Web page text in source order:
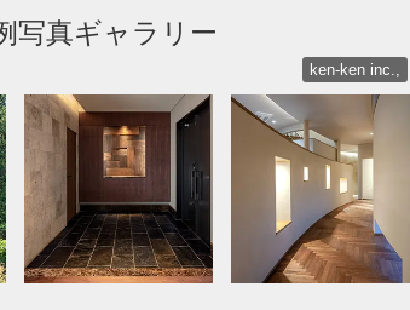
写真ギャラリー
ken-ken inc.,